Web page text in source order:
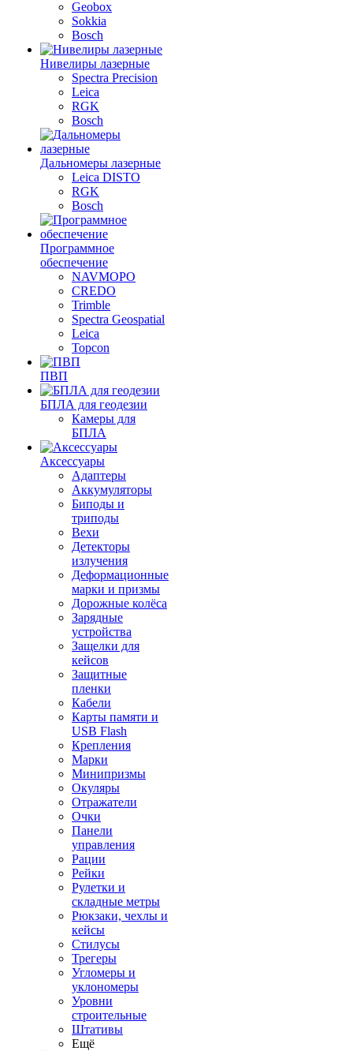
Geobox
Sokkia
Bosch
Нивелиры лазерные
Spectra Precision
Leica
RGK
Bosch
Дальномеры лазерные
Leica DISTO
RGK
Bosch
Программное
обеспечение
NAVMOPO
CREDO
Trimble
Spectra Geospatial
Leica
Topcon
ПВП
БПЛА для геодезии
Камеры для
БПЛА
Аксессуары
Адаптеры
Аккумуляторы
Биподы и
триподы
Вехи
Детекторы
излучения
Деформационные
марки и призмы
Дорожные колёса
Зарядные
устройства
Защелки для
кейсов
Защитные
пленки
Кабели
Карты памяти и
USB Flash
Крепления
Марки
Минипризмы
Окуляры
Отражатели
Очки
Панели
управления
Рации
Рейки
Рулетки и
складные метры
Рюкзаки, чехлы и
кейсы
Стилусы
Трегеры
Угломеры и
уклономеры
Уровни
строительные
Штативы
Ещё